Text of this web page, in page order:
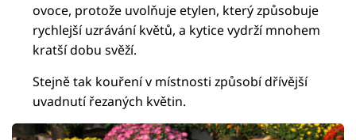
ovoce, protože uvolňuje etylen, který způsobuje
rychlejší uzrávání květů, a kytice vydrží mnohem
kratší dobu svěží.
Stejně tak kouření v místnosti způsobí dřívější
uvadnutí řezaných květin.